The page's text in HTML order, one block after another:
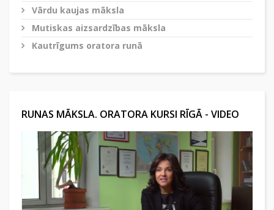
Vārdu kaujas māksla
Mutiskas aizsardzības māksla
Kautrīgums oratora runā
RUNAS MĀKSLA. ORATORA KURSI RĪGĀ - VIDEO